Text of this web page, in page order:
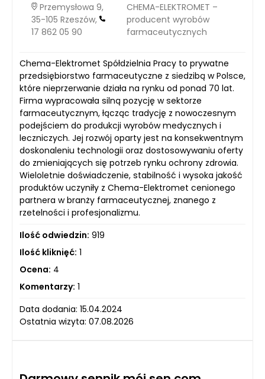
Przemysłowa 9,
35-105 Rzeszów,
17 862 05 90
CHEMA-ELEKTROMET –
producent wyrobów
farmaceutycznych
Chema-Elektromet Spółdzielnia Pracy to prywatne
przedsiębiorstwo farmaceutyczne z siedzibą w Polsce,
które nieprzerwanie działa na rynku od ponad 70 lat.
Firma wypracowała silną pozycję w sektorze
farmaceutycznym, łącząc tradycję z nowoczesnym
podejściem do produkcji wyrobów medycznych i
leczniczych. Jej rozwój oparty jest na konsekwentnym
doskonaleniu technologii oraz dostosowywaniu oferty
do zmieniających się potrzeb rynku ochrony zdrowia.
Wieloletnie doświadczenie, stabilność i wysoka jakość
produktów uczyniły z Chema-Elektromet cenionego
partnera w branży farmaceutycznej, znanego z
rzetelności i profesjonalizmu.
Ilość odwiedzin: 919
Ilość kliknięć: 1
Ocena: 4
Komentarzy: 1
Data dodania: 15.04.2024
Ostatnia wizyta: 07.08.2026